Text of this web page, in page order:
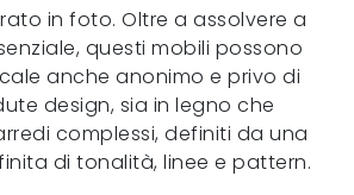
in foto. Oltre a assolvere a
questi mobili possono
anche anonimo e privo di
design, sia in legno che
complessi, definiti da una
di tonalità, linee e pattern.